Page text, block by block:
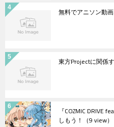
無料でアニソン動
東方Projectに関係
『COZMIC DRIVE
しもう！ （9 view）